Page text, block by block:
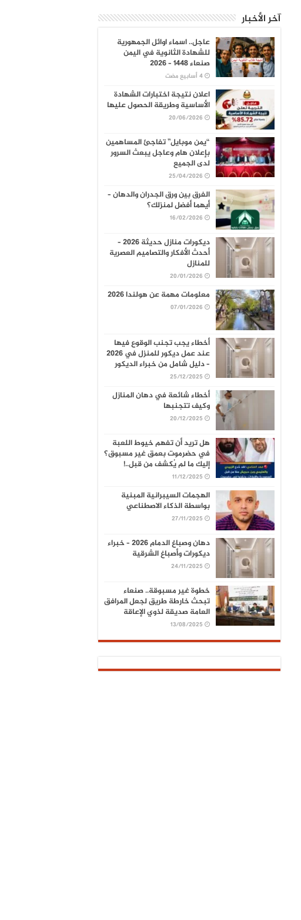
آخر الأخبار
عاجل.. اسماء اوائل الجمهورية
للشهادة الثانوية في اليمن
صنعاء 1448 – 2026
اعلان نتيجة اختبارات الشهادة
الأساسية وطريقة الحصول عليها
20/06/2026
“يمن موبايل” تفاجئ المساهمين
بإعلان هام وعاجل يبعث السرور
لدى الجميع
25/04/2026
الفرق بين ورق الجدران والدهان –
أيهما أفضل لمنزلك؟
16/02/2026
ديكورات منازل حديثة 2026 –
أحدث الأفكار والتصاميم العصرية
للمنازل
20/01/2026
معلومات مهمة عن هولندا 2026
07/01/2026
أخطاء يجب تجنب الوقوع فيها
عند عمل ديكور للمنزل في 2026
– دليل شامل من خبراء الديكور
25/12/2025
أخطاء شائعة في دهان المنازل
وكيف تتجنبها
20/12/2025
هل تريد أن تفهم خيوط اللعبة
في حضرموت بعمق غير مسبوق؟
إليك ما لم يُكشف من قبل..!
11/12/2025
الهجمات السيبرانية المبنية
بواسطة الذكاء الاصطناعي
27/11/2025
دهان وصباغ الدمام 2026 – خبراء
ديكورات وأصباغ الشرقية
24/11/2025
خطوة غير مسبوقة.. صنعاء
تبحث خارطة طريق لجعل المرافق
العامة صديقة لذوي الإعاقة
13/08/2025